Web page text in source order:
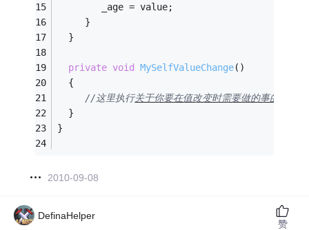
        _age = value;
     }
  }
private void MySelfValueChange()
  {
//这里执行关于你要在值改变时需要做的事的
  }
}
2010-09-08
DefinaHelper
赞